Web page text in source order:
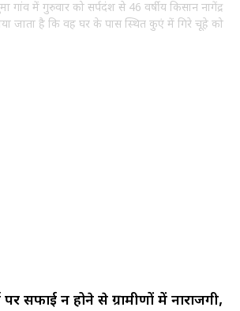
गांव में गुरुवार को सर्पदंश से 46 वर्षीय किसान नागेंद्र
जाता है कि वह घर के पास स्थित कुएं में गिरे चूहे को
सफाई न होने से ग्रामीणों में नाराजगी,